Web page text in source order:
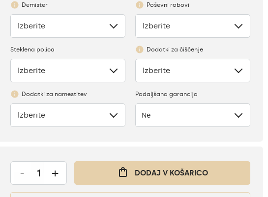
Demister
Ni
Izberite
Poševni robovi
Ni
Izberite
Steklena polica
Pomanjkanje
Izberite
Dodatki za čiščenje
Ni
Izberite
Dodatki za namestitev
Ni
Izberite
Podaljšana garancija
Ne
- + DODAJ V KOŠARICO